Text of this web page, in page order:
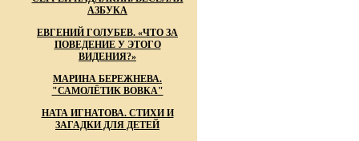
АЗБУКА
ЕВГЕНИЙ ГОЛУБЕВ. «ЧТО ЗА
ПОВЕДЕНИЕ У ЭТОГО
ВИДЕНИЯ?»
МАРИНА БЕРЕЖНЕВА.
"САМОЛЁТИК ВОВКА"
НАТА ИГНАТОВА. СТИХИ И
ЗАГАДКИ ДЛЯ ДЕТЕЙ